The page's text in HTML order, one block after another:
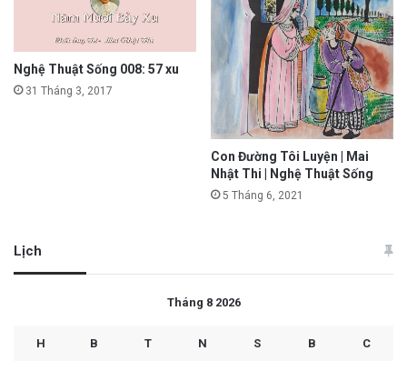
Nghệ Thuật Sống 008: 57 xu
31 Tháng 3, 2017
Con Đường Tôi Luyện | Mai
Nhật Thi | Nghệ Thuật Sống
5 Tháng 6, 2021
Lịch
Tháng 8 2026
H B T N S B C